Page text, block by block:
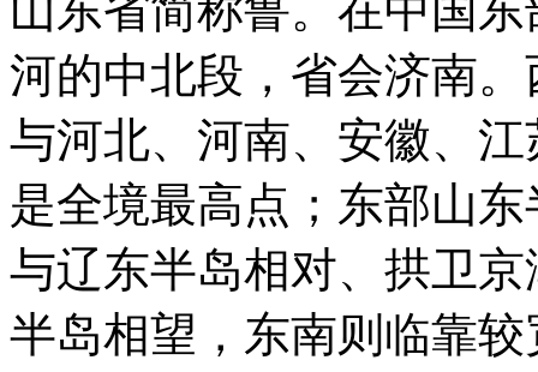
山东省简称鲁。在中国
河的中北段，省会济南
与河北、河南、安徽、
是全境最高点；东部山
与辽东半岛相对、拱卫
半岛相望，东南则临靠